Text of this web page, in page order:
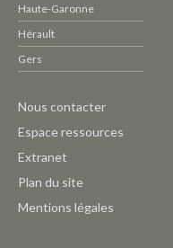
Haute-Garonne
Hérault
Gers
Pied
de
page
-
Outils
Nous contacter
Espace ressources
Extranet
Plan du site
Mentions légales